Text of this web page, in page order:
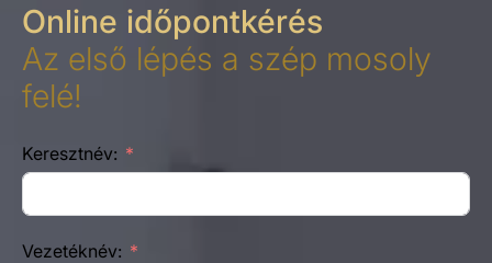
Online időpontkérés
Az első lépés a szép mosoly
felé!
Keresztnév:
Vezetéknév: